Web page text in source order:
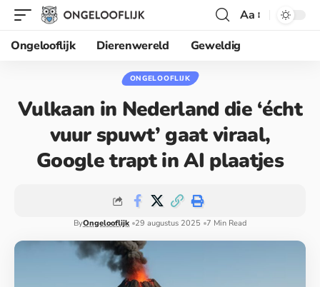
Aa
Ongelooflijk
Dierenwereld Geweldig
ONGELOOFLIJK
Vulkaan in Nederland die ‘écht
vuur spuwt’ gaat viraal,
Google trapt in AI plaatjes
ByOngelooflijk 29 augustus 2025 7 Min Read